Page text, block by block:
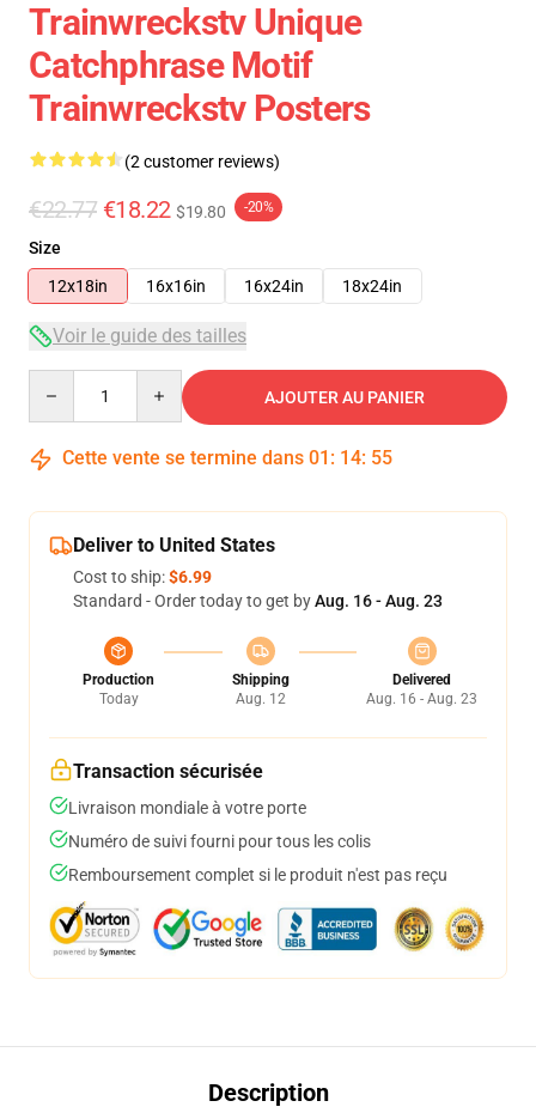
Trainwreckstv Unique
Catchphrase Motif
Trainwreckstv Posters
(2 customer reviews)
€22.77 €18.22 $19.80 -20%
Size
12x18in
16x16in 16x24in 18x24in
Voir le guide des tailles
AJOUTER AU PANIER
Cette vente se termine dans 01 : 14: 55
Deliver to United States
Cost to ship:$6.99
Standard - Order today to get byAug. 16 - Aug. 23
Production
Today
Shipping
Aug. 12
Delivered
Aug. 16 - Aug. 23
Transaction sécurisée
Livraison mondiale à votre porte
Numéro de suivi fourni pour tous les colis
Remboursement complet si le produit n'est pas reçu
Description